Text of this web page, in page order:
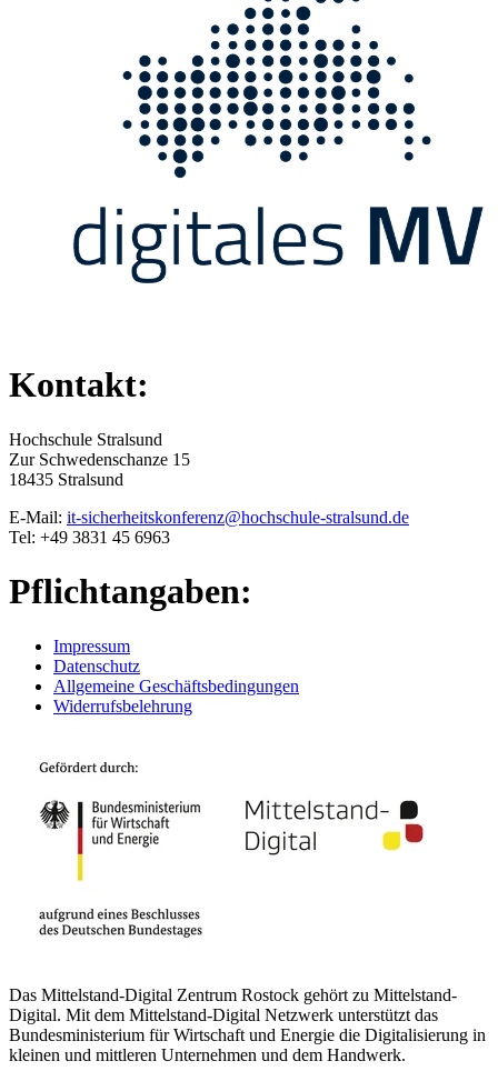
Kontakt:
Hochschule Stralsund
Zur Schwedenschanze 15
18435 Stralsund
E-Mail: it-sicherheitskonferenz@hochschule-stralsund.de
Tel: +49 3831 45 6963
Pflichtangaben:
Impressum
Datenschutz
Allgemeine Geschäftsbedingungen
Widerrufsbelehrung
Das Mittelstand-Digital Zentrum Rostock gehört zu Mittelstand-
Digital. Mit dem Mittelstand-Digital Netzwerk unterstützt das
Bundesministerium für Wirtschaft und Energie die Digitalisierung in
kleinen und mittleren Unternehmen und dem Handwerk.